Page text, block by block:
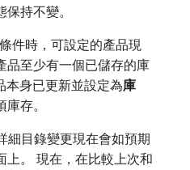
持不變。
件時，可設定的產品現
品至少有一個已儲存的庫
本身已更新並設定為​庫
存。
細目錄變更現在會如預期
上。 現在，在比較上次和